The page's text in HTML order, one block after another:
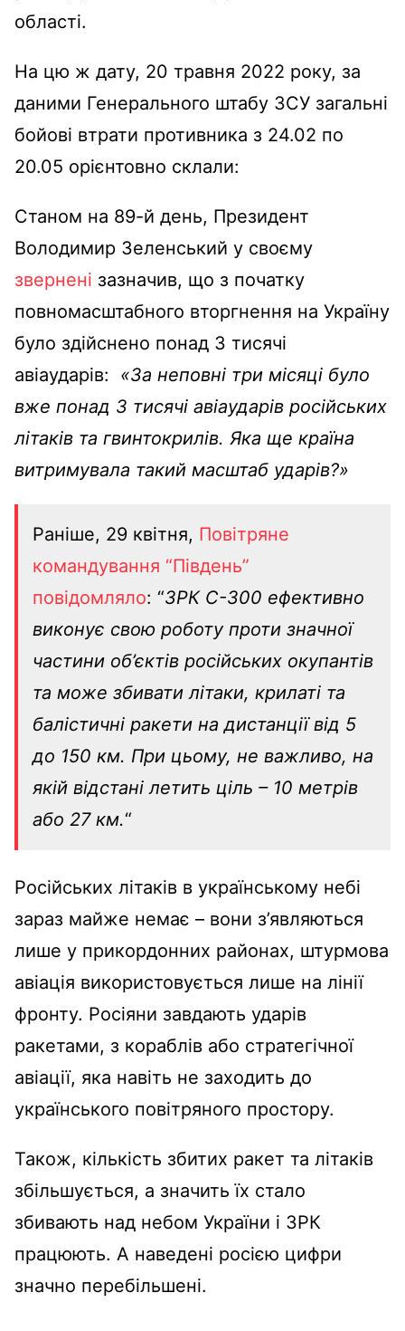
області.
На цю ж дату, 20 травня 2022 року, за
даними Генерального штабу ЗСУ загальні
бойові втрати противника з 24.02 по
20.05 орієнтовно склали:
Станом на 89-й день, Президент
Володимир Зеленський у своєму
звернені зазначив, що з початку
повномасштабного вторгнення на Україну
було здійснено понад 3 тисячі
авіаударів: «За неповні три місяці було
вже понад 3 тисячі авіаударів російських
літаків та гвинтокрилів. Яка ще країна
витримувала такий масштаб ударів?»
Раніше, 29 квітня, Повітряне
командування “Південь”
повідомляло: “ЗРК С-300 ефективно
виконує свою роботу проти значної
частини об’єктів російських окупантів
та може збивати літаки, крилаті та
балістичні ракети на дистанції від 5
до 150 км. При цьому, не важливо, на
якій відстані летить ціль – 10 метрів
або 27 км.“
Російських літаків в українському небі
зараз майже немає – вони з’являються
лише у прикордонних районах, штурмова
авіація використовується лише на лінії
фронту. Росіяни завдають ударів
ракетами, з кораблів або стратегічної
авіації, яка навіть не заходить до
українського повітряного простору.
Також, кількість збитих ракет та літаків
збільшується, а значить їх стало
збивають над небом України і ЗРК
працюють. А наведені росією цифри
значно перебільшені.